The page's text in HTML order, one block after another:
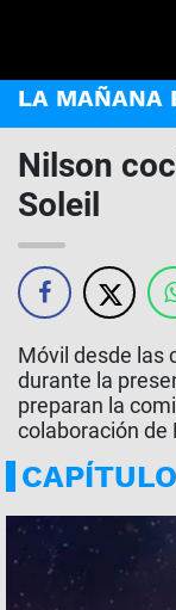
LA MAÑANA
Nilson
Soleil
Móvil desde las
durante la
preparan la
colaboración de